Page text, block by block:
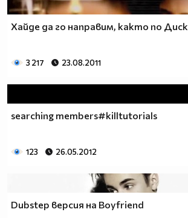
Хайде да го направим, както по
3 217 23.08.2011
searching members#killtutorials
123 26.05.2012
Dubstep версия на Boyfriend